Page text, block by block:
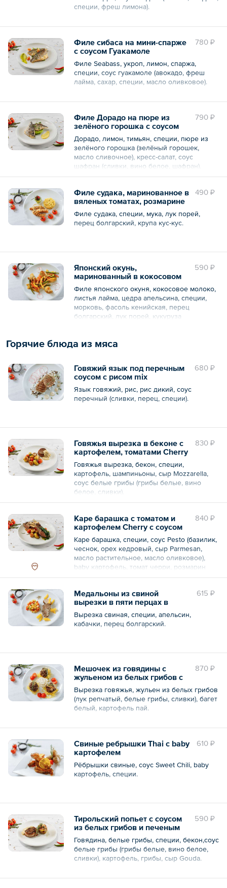
специи, фреш лимона).
780 ₽
Филе сибаса на мини-спарже
с соусом Гуакамоле
Филе Seabass, укроп, лимон, спаржа,
специи, соус гуакамоле (авокадо, фреш
лайма, сахар, специи, масло оливковое).
Общий вес – 170 г
790 ₽
Филе Дорадо на пюре из
зелёного горошка с соусом
Шафран
Дорадо, лимон, тимьян, специи, пюре из
зелёного горошка (зелёный горошек,
масло сливочное), кресс-салат, соус
шафран (сливки, вино белое, шафран).
Общий вес – 180 г 490 ₽
Филе судака, маринованное в
вяленых томатах, розмарине
и каперсах
Филе судака, специи, мука, лук порей,
перец болгарский, крупа кус-кус.
Общий вес – 180 г
590 ₽
Японский окунь,
маринованный в кокосовом
молоке и листьях лайма, с
овощами Wok
Филе японского окуня, кокосовое молоко,
листья лайма, цедра апельсина, специи,
морковь, фасоль кенийская, перец
болгарский, лук порей, кукуруза
Горячие блюда из мяса
680 ₽
Говяжий язык под перечным
соусом с рисом mix
Язык говяжий, рис, рис дикий, соус
перечный (сливки, перец, специи).
Общий вес – 180 г
830 ₽
Говяжья вырезка в беконе с
картофелем, томатами Cherry
и шампиньонами
Говяжья вырезка, бекон, специи,
картофель, шампиньоны, сыр Mozzarella,
соус белые грибы (грибы белые, вино
белое, сливки).
840 ₽
Каре барашка с томатом и
картофелем Cherry с соусом
Pesto
Каре барашка, специи, соус Pesto (базилик,
чеснок, орех кедровый, сыр Parmesan,
масло растительное, масло оливковое),
baby картофель, томат черри, розмарин
свежий.
Общий вес – 180 г 615 ₽
Медальоны из свиной
вырезки в пяти перцах в
апельсиновом соусе с соте из
кабачков и перца
Вырезка свиная, специи, апельсин,
кабачки, перец болгарский.
870 ₽
Мешочек из говядины с
жульеном из белых грибов с
мини-крутонами и
картофелем пай
Вырезка говяжья, жульен из белых грибов
(лук репчатый, белые грибы, сливки), багет
белый, картофель пай.
Общий вес – 180 г
610 ₽
Свиные ребрышки Thai c baby
картофелем
Рёбрышки свиные, соус Sweet Chili, baby
картофель, специи.
590 ₽
Тирольский попьет с соусом
из белых грибов и печеным
картофелем
Говядина, белые грибы, специи, бекон,соус
белые грибы (грибы белые, вино белое,
сливки), картофель, грибы, сыр Gouda.
Общий вес – 180 г